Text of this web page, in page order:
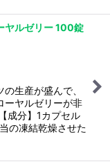
ヤルゼリー 100錠
生産が盛んで、
ーヤルゼリーが非
成分】1カプセル
の凍結乾燥させた